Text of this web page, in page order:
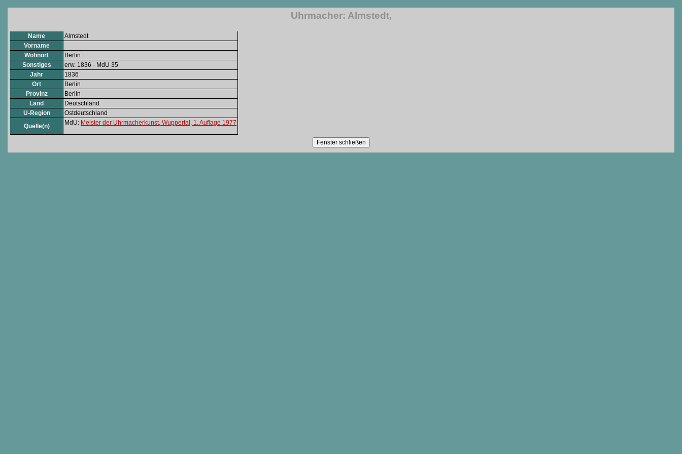
Uhrmacher: Almstedt,
Name
Almstedt
Vorname
Wohnort
Berlin
Sonstiges
erw. 1836 - MdU 35
Jahr
1836
Ort
Berlin
Provinz
Berlin
Land
Deutschland
U-Region
Ostdeutschland
Quelle(n)
MdU: Meister der Uhrmacherkunst, Wuppertal, 1. Auflage 1977